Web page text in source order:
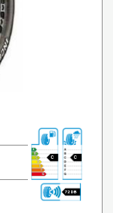
C C
72 DB